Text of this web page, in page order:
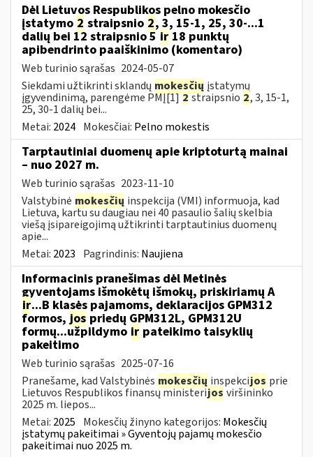
Dėl Lietuvos Respublikos pelno mokesčio
įstatymo 2 straipsnio 2, 3, 15-1, 25, 30-...1
dalių bei 12 straipsnio 5 ir 18 punktų
apibendrinto paaiškinimo (komentaro)
Web turinio sąrašas 2024-05-07
Siekdami užtikrinti sklandų mokesčių įstatymų
įgyvendinimą, parengėme PMĮ[1]2straipsnio 2, 3, 15-1,
25, 30-1 dalių bei...
Metai: 2024 Mokesčiai: Pelno mokestis
Tarptautiniai duomenų apie kriptoturtą mainai
– nuo 2027 m.
Web turinio sąrašas 2023-11-10
Valstybinė mokesčių inspekcija (VMI) informuoja, kad
Lietuva, kartu su daugiau nei 40 pasaulio šalių skelbia
viešą įsipareigojimą užtikrinti tarptautinius duomenų
apie...
Metai: 2023 Pagrindinis: Naujiena
Informacinis pranešimas dėl Metinės
gyventojams išmokėtų išmokų, priskiriamų A
ir...B klasės pajamoms, deklaracijos GPM312
formos, jos priedų GPM312L, GPM312U
formų...užpildymo ir pateikimo taisyklių
pakeitimo
Web turinio sąrašas 2025-07-16
Pranešame, kad Valstybinės mokesčių inspekcijos prie
Lietuvos Respublikos finansų ministerijos viršininko
2025 m. liepos...
Metai: 2025 Mokesčių žinyno kategorijos: Mokesčių
įstatymų pakeitimai » Gyventojų pajamų mokesčio
pakeitimai nuo 2025 m.